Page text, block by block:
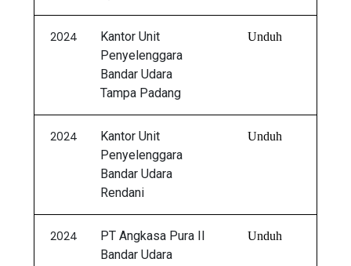
2024
Kantor Unit
Penyelenggara
Bandar Udara
Tampa Padang
Unduh
2024
Kantor Unit
Penyelenggara
Bandar Udara
Rendani
Unduh
2024
PT Angkasa Pura II
Bandar Udara
Unduh